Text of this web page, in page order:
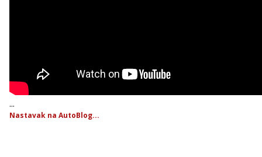
...
Nastavak na AutoBlog...